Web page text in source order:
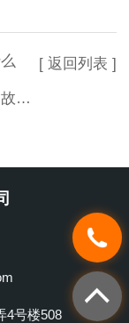
[ 返回列表 ]
4号楼508